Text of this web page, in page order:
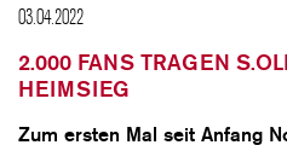
03.04.2022
2.000 FANS TRAGEN
HEIMSIEG
Zum ersten Mal seit Anfang